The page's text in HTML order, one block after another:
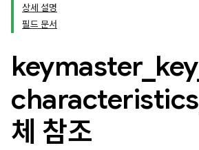
상세 설명
필드 문서
keymaster_ key_
characteristics
체 참조